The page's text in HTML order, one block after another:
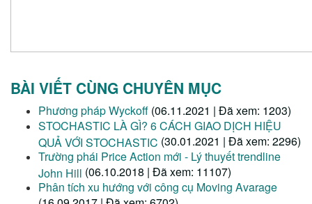
BÀI VIẾT CÙNG CHUYÊN MỤC
Phương pháp Wyckoff (06.11.2021 | Đã xem: 1203)
STOCHASTIC LÀ GÌ? 6 CÁCH GIAO DỊCH HIỆU
QUẢ VỚI STOCHASTIC (30.01.2021 | Đã xem: 2296)
Trường phái Price Action mới - Lý thuyết trendline
John Hill (06.10.2018 | Đã xem: 11107)
Phân tích xu hướng với công cụ Moving Avarage